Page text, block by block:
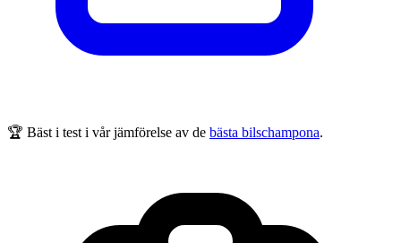
🏆 Bäst i test i vår jämförelse av de bästa bilschampona.